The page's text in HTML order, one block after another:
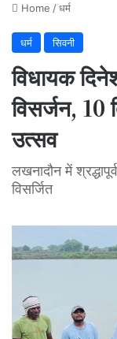
Home /धर्म
धर्म सिवनी
विधायक
विसर्जन, 10
उत्सव
लखनादौन में
विसर्जित